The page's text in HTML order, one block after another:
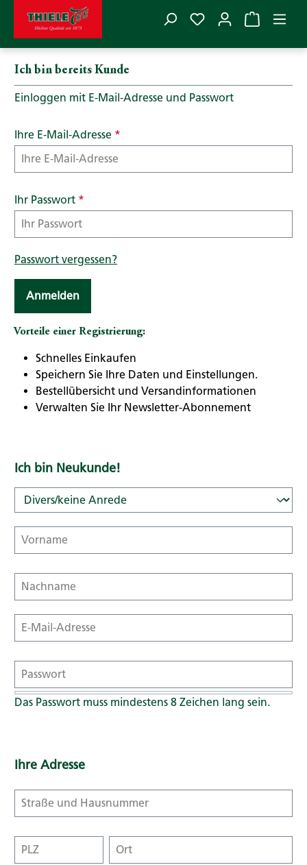
Zum Hauptinhalt springen Du hast 0
Anmelden oder Konto erstellen
Ich bin bereits Kunde
Einloggen mit E-Mail-Adresse und Passwort
Ihre E-Mail-Adresse *
Ihr Passwort *
Passwort vergessen?
Anmelden
Vorteile einer Registrierung:
Schnelles Einkaufen
Speichern Sie Ihre Daten und Einstellungen.
Bestellübersicht und Versandinformationen
Verwalten Sie Ihr Newsletter-Abonnement
Ich bin Neukunde!
Persönliche Informationen
Das Passwort muss mindestens 8 Zeichen lang sein.
Ihre Adresse